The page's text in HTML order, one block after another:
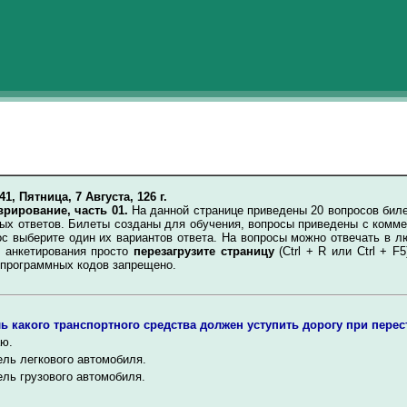
Пятница, 7 Августа, 126 г.
часть 01. На данной странице приведены 20 вопросов
ответов. Билеты созданы для обучения, вопросы приведены с
выберите один их вариантов ответа. На вопросы можно отвечать в
просто перезагрузите страницу(Ctrl + R или Ctrl +
кодов запрещено.
какого транспортного средства должен уступить дорогу при
легкового автомобиля.
грузового автомобиля.